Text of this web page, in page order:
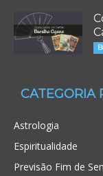
CATEGORIA
Astrologia
Espiritualidade
Previsão Fim de